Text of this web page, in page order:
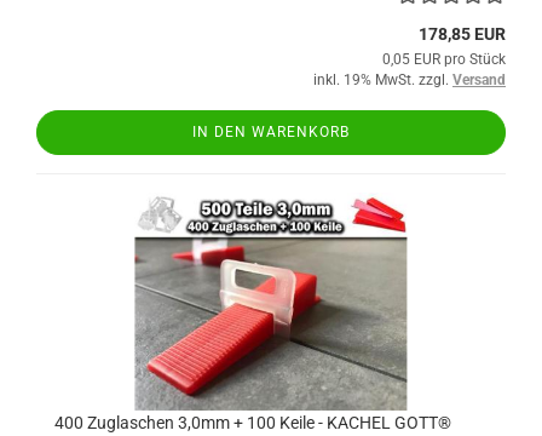
178,85 EUR
0,05 EUR pro Stück
inkl. 19% MwSt. zzgl. Versand
IN DEN WARENKORB
400 Zuglaschen 3,0mm + 100 Keile - KACHEL GOTT®